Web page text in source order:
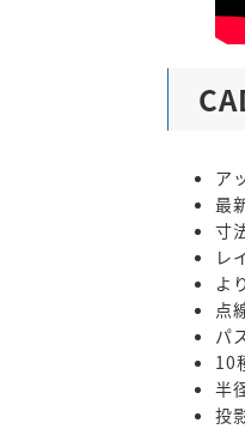
ア
最
寸
レ
よ
点
パ
10
半
投